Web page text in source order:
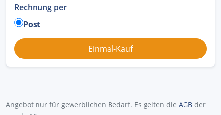
Rechnung per
Post
Angebot nur für gewerblichen Bedarf. Es gelten die AGB der